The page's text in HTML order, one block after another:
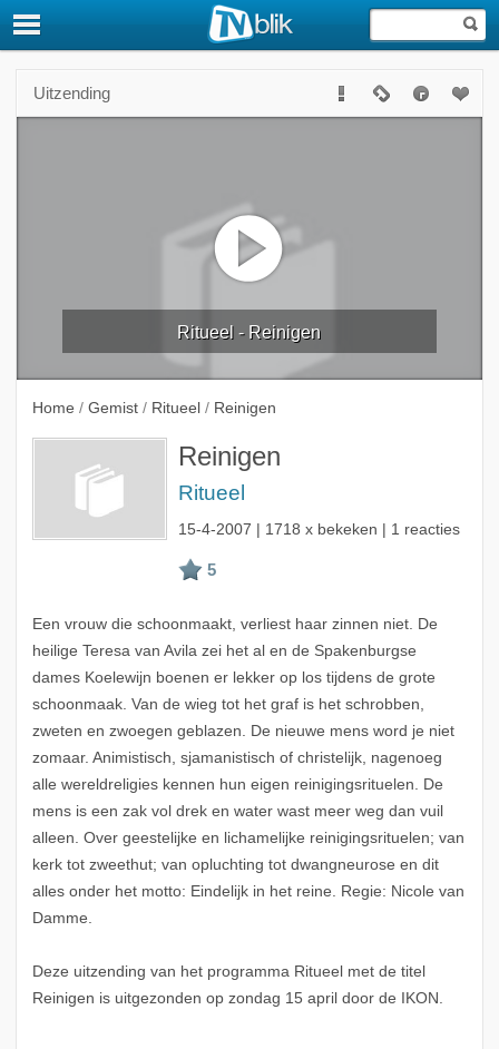
Uitzending
Ritueel - Reinigen
Home / Gemist / Ritueel / Reinigen
Reinigen
Ritueel
15-4-2007 | 1718 x bekeken | 1 reacties
Een vrouw die schoonmaakt, verliest haar zinnen niet. De
heilige Teresa van Avila zei het al en de Spakenburgse
dames Koelewijn boenen er lekker op los tijdens de grote
schoonmaak. Van de wieg tot het graf is het schrobben,
zweten en zwoegen geblazen. De nieuwe mens word je niet
zomaar. Animistisch, sjamanistisch of christelijk, nagenoeg
alle wereldreligies kennen hun eigen reinigingsrituelen. De
mens is een zak vol drek en water wast meer weg dan vuil
alleen. Over geestelijke en lichamelijke reinigingsrituelen; van
kerk tot zweethut; van opluchting tot dwangneurose en dit
alles onder het motto: Eindelijk in het reine. Regie: Nicole van
Damme.
Deze uitzending van het programma Ritueel met de titel
Reinigen is uitgezonden op zondag 15 april door de IKON.